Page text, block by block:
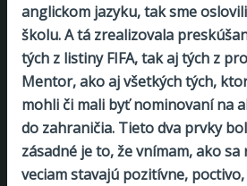
anglickom jazyku, tak sme
školu. A tá zrealizovala
tých z listiny FIFA, tak aj tých z
Mentor, ako aj všetkých tých,
mohli či mali byť nominovaní na
do zahraničia. Tieto dva prvky
zásadné je to, že vnímam, ako
veciam stavajú pozitívne,